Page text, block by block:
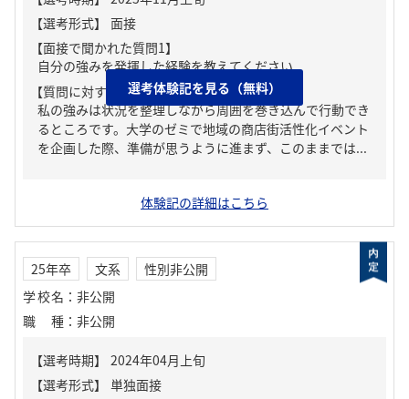
【面接で聞かれた質問1】
自分の強みを発揮した経験を教えてください
【質問に対する回答1】
私の強みは状況を整理しながら周囲を巻き込んで行動でき
るところです。大学のゼミで地域の商店街活性化イベント
を企画した際、準備が思うように進まず、このままでは...
選考体験記を見る（無料）
体験記の詳細はこちら
25年卒 文系
性別非公開
学校名 ： 非公開
職種 ： 非公開